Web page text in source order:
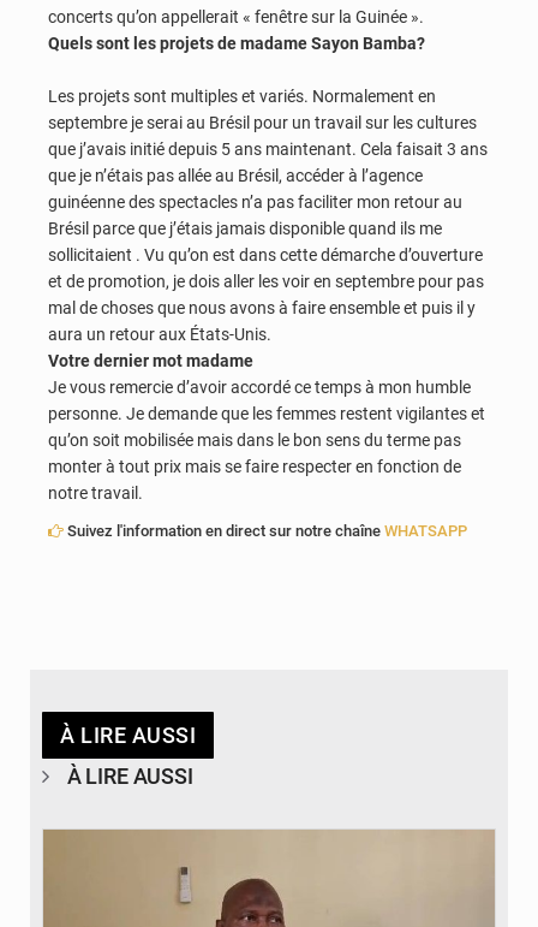
concerts qu’on appellerait « fenêtre sur la Guinée ».
Quels sont les projets de madame Sayon Bamba?
Les projets sont multiples et variés. Normalement en
septembre je serai au Brésil pour un travail sur les cultures
que j’avais initié depuis 5 ans maintenant. Cela faisait 3 ans
que je n’étais pas allée au Brésil, accéder à l’agence
guinéenne des spectacles n’a pas faciliter mon retour au
Brésil parce que j’étais jamais disponible quand ils me
sollicitaient . Vu qu’on est dans cette démarche d’ouverture
et de promotion, je dois aller les voir en septembre pour pas
mal de choses que nous avons à faire ensemble et puis il y
aura un retour aux États-Unis.
Votre dernier mot madame
Je vous remercie d’avoir accordé ce temps à mon humble
personne. Je demande que les femmes restent vigilantes et
qu’on soit mobilisée mais dans le bon sens du terme pas
monter à tout prix mais se faire respecter en fonction de
notre travail.
Suivez l'information en direct sur notre chaîne WHATSAPP
À LIRE AUSSI
À LIRE AUSSI